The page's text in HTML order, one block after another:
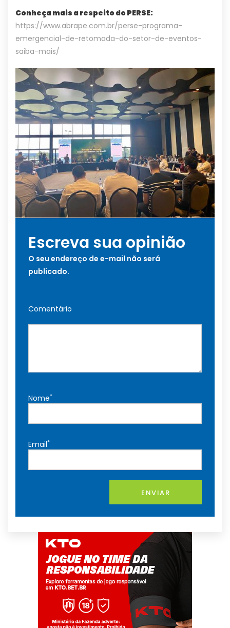
Conheça mais a respeito do PERSE:
https://www.abrape.com.br/perse-programa-
emergencial-de-retomada-do-setor-de-eventos-
saiba-mais/
Escreva sua opinião
O seu endereço de e-mail não será
publicado.
Comentário
Nome*
Email*
ENVIAR